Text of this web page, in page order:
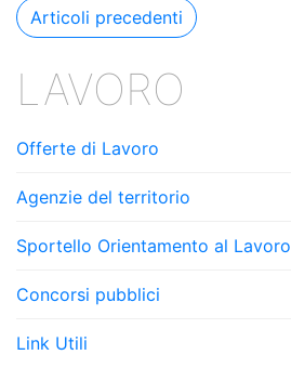
k
Navigazione
Articoli precedenti
LAVORO
Offerte di Lavoro
Agenzie del territorio
Sportello Orientamento al Lavoro
Concorsi pubblici
Link Utili